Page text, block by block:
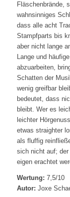
Fläschenbrände,
wahnsinniges
dass alle acht
Stampfparts bis
aber nicht lange
Lange und
abzuarbeiten,
Schatten der
wenig greifbar
bedeutet, dass
bleibt. Wer es
leichter
etwas straighter
als fluffig
sich nicht auf;
eigen erachtet
Wertung: 7,5/10
Autor: Joxe